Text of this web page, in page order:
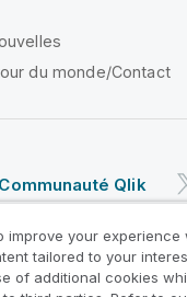
du monde/Contact
Communauté Qlik
des produits
improve your experience
tailored to your
of additional cookies